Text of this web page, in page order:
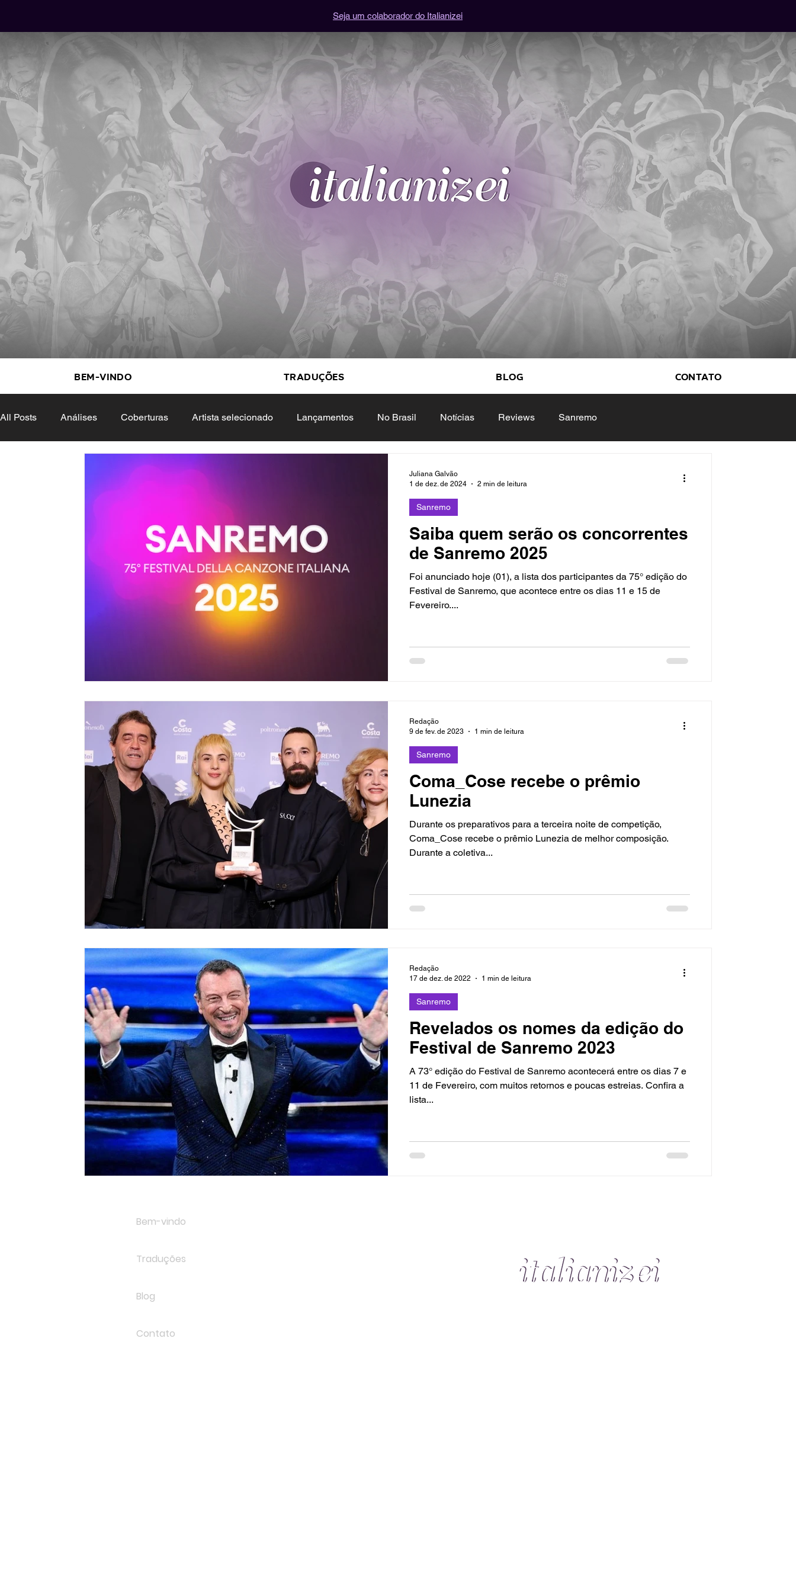
Seja um colaborador do Italianizei
Bem-vindo Traduções Blog Contato
All Posts Análises Coberturas Artista selecionado Lançamentos No Brasil Notícias Reviews Sanremo
Track by track
Saiba quem serão os concorrentes
de Sanremo 2025
Foi anunciado hoje (01), a lista dos participantes da 75° edição do
Festival de Sanremo, que acontece entre os dias 11 e 15 de
Fevereiro....
Sanremo
Juliana Galvão
1 de dez. de 2024
2 min de leitura
Coma_Cose recebe o prêmio
Lunezia
Durante os preparativos para a terceira noite de competição,
Coma_Cose recebe o prêmio Lunezia de melhor composição.
Durante a coletiva...
Sanremo
Redação
9 de fev. de 2023
1 min de leitura
Revelados os nomes da edição do
Festival de Sanremo 2023
A 73° edição do Festival de Sanremo acontecerá entre os dias 7 e
11 de Fevereiro, com muitos retornos e poucas estreias. Confira a
lista...
Sanremo
Redação
17 de dez. de 2022
1 min de leitura
Bem-vindo
Traduções
Blog
Contato